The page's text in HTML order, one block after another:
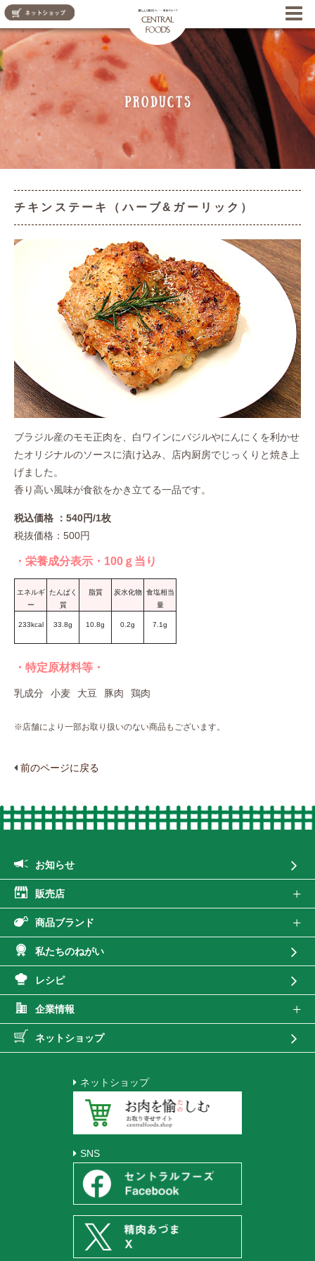
チキンステーキ（ハーブ&ガーリック）
ブラジル産のモモ正肉を、白ワインにバジルやにんにくを利かせ
たオリジナルのソースに漬け込み、店内厨房でじっくりと焼き上
げました。
香り高い風味が食欲をかき立てる一品です。
税込価格 ：540円/1枚
税抜価格：500円
・栄養成分表示・100ｇ当り
エネルギ
ー
233kcal
たんぱく
質
33.8g
脂質
10.8g
炭水化物
0.2g
食塩相当
量
7.1g
・特定原材料等・
乳成分 小麦 大豆 豚肉 鶏肉
※店舗により一部お取り扱いのない商品もございます。
前のページに戻る
お知らせ
販売店
商品ブランド
私たちのねがい
レシピ
企業情報
ネットショップ
ネットショップ
SNS